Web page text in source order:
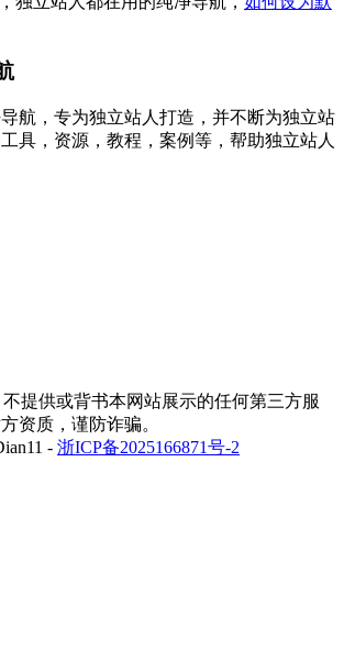
航，专为独立站人打造，并不断为独立站
具，资源，教程，案例等，帮助独立站人
不提供或背书本网站展示的任何第三方服
资质，谨防诈骗。
- 浙ICP备2025166871号-2